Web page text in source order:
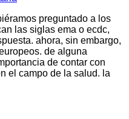
preguntado a los
las siglas ema o ecdc,
ahora, sin embargo,
de alguna
de contar con
el campo de la salud. la